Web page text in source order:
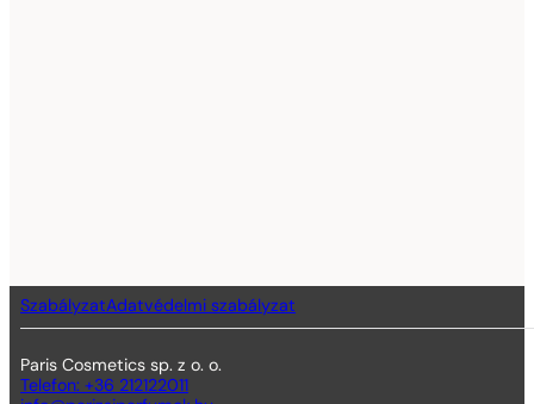
SzabályzatAdatvédelmi szabályzat
Paris Cosmetics sp. z o. o.
Telefon: +36 212122011